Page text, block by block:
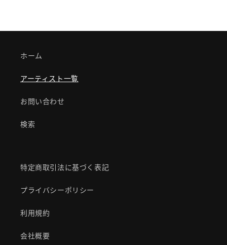
ホーム
アーティスト一覧
お問い合わせ
検索
特定商取引法に基づく表記
プライバシーポリシー
利用規約
会社概要